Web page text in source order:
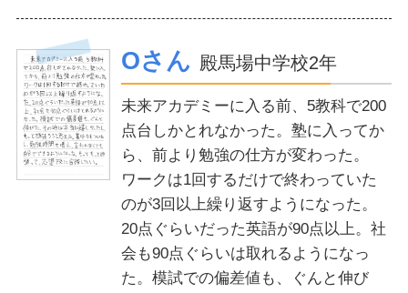
Oさん 殿馬場中学校2年
未来アカデミーに入る前、5教科で200
点台しかとれなかった。塾に入ってか
ら、前より勉強の仕方が変わった。
ワークは1回するだけで終わっていた
のが3回以上繰り返すようになった。
20点ぐらいだった英語が90点以上。社
会も90点ぐらいは取れるようになっ
た。模試での偏差値も、ぐんと伸び